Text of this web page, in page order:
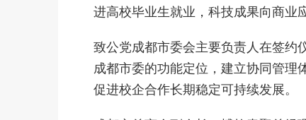
进高校毕业生就业，科技成果向商业
致公党成都市委会主要负责人在签约
成都市委的功能定位，建立协同管理
促进校企合作长期稳定可持续发展。